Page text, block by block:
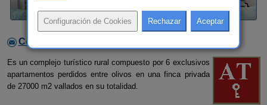
Contactar con el alojamiento
Es un complejo turístico rural compuesto por 6 exclusivos
apartamentos perdidos entre olivos en una finca privada
de 27000 m2 vallados en su totalidad.